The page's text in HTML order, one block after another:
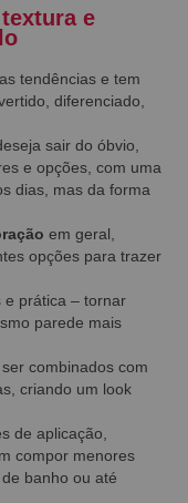
e
tendências e tem
diferenciado,
sair do óbvio,
e opções, com uma
dias, mas da forma
em geral,
opções para trazer
e prática – tornar
parede mais
combinados com
criando um look
de aplicação,
compor menores
banho ou até